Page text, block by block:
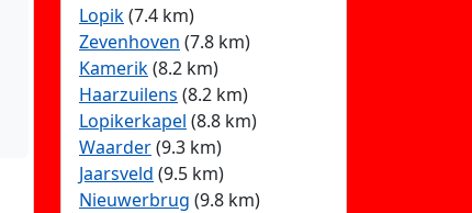
Lopik(7.4 km)
Zevenhoven (7.8 km)
Kamerik(8.2 km)
Haarzuilens (8.2 km)
Lopikerkapel (8.8 km)
Waarder(9.3 km)
Jaarsveld (9.5 km)
Nieuwerbrug (9.8 km)